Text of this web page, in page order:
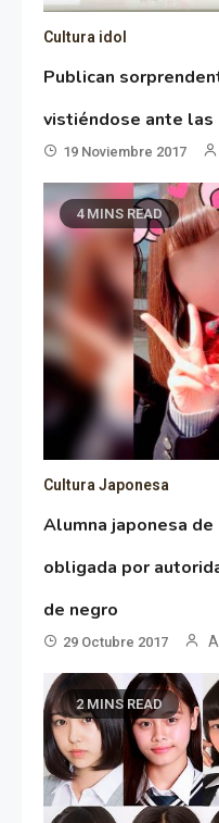
Cultura idol
Publican
vistiéndose ante las
19 Noviembre 2017
4 MINS READ
Cultura Japonesa
Alumna japonesa
obligada por
de negro
29 Octubre 2017
2 MINS READ